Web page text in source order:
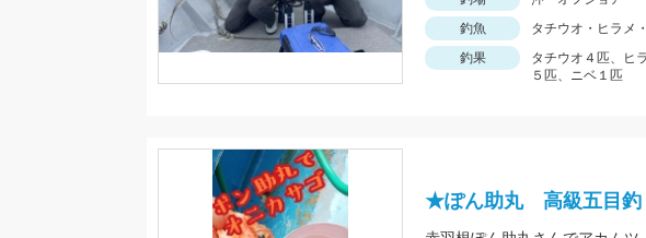
釣魚
タチウオ・ヒラメ
釣果
タチウオ４匹、ヒ
５匹、ニベ１匹
★ぽん助丸 高級五目釣